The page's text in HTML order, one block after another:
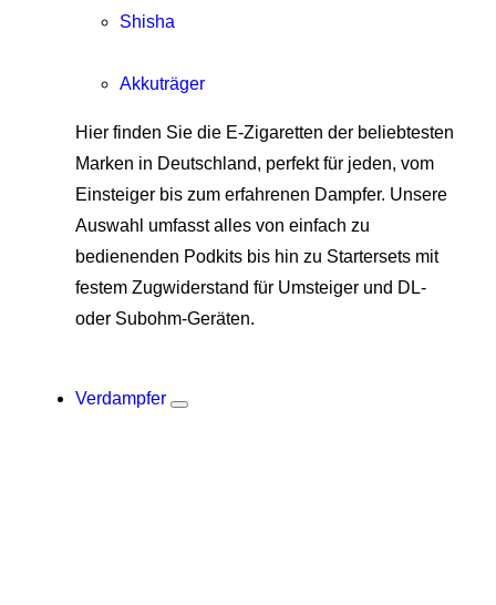
Shisha
Akkuträger
Hier finden Sie die E-Zigaretten der beliebtesten
Marken in Deutschland, perfekt für jeden, vom
Einsteiger bis zum erfahrenen Dampfer. Unsere
Auswahl umfasst alles von einfach zu
bedienenden Podkits bis hin zu Startersets mit
festem Zugwiderstand für Umsteiger und DL-
oder Subohm-Geräten.
Verdampfer